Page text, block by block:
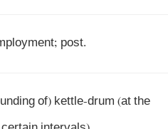
post.
of) kettle-drum (at the